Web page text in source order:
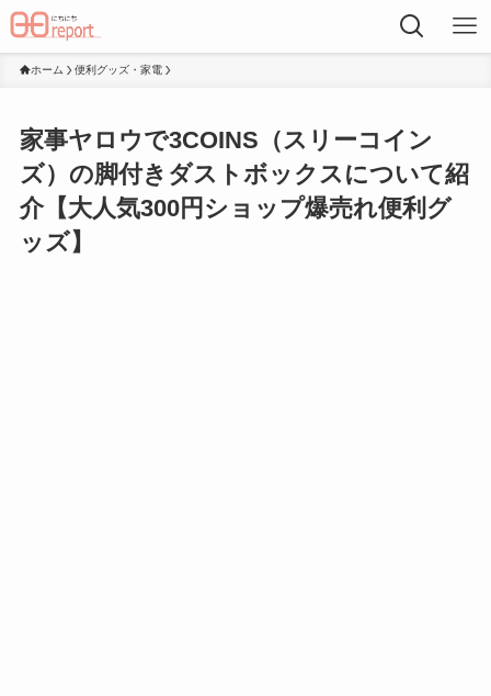
ホーム 便利グッズ・家電
家事ヤロウで3COINS（スリーコイン
ズ）の脚付きダストボックスについて紹
介【大人気300円ショップ爆売れ便利グ
ッズ】